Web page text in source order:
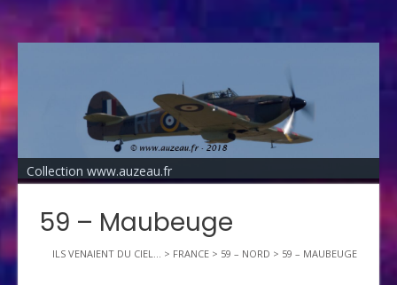
Collection www.auzeau.fr
59 – Maubeuge
ILS VENAIENT DU CIEL... > FRANCE > 59 – NORD > 59 – MAUBEUGE